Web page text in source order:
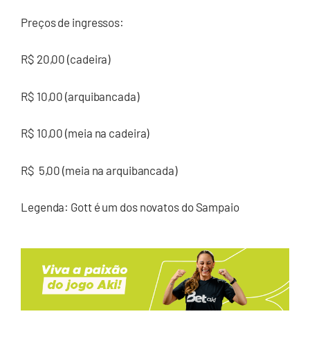
Preços de ingressos:
R$ 20,00 (cadeira)
R$ 10,00 (arquibancada)
R$ 10,00 (meia na cadeira)
R$ 5,00 (meia na arquibancada)
Legenda: Gott é um dos novatos do Sampaio